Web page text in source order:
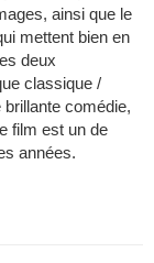
ainsi que le
mettent bien en
deux
classique /
comédie,
film est un de
années.